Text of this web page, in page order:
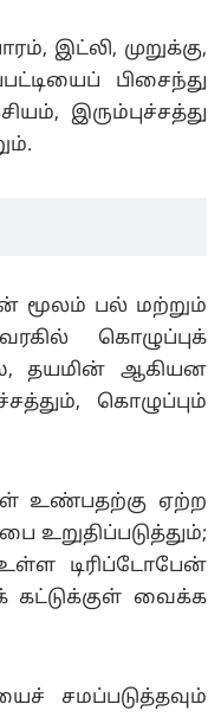
இட்லி, முறுக்கு,
பிசைந்து
இரும்புச்சத்து
மூலம் பல் மற்றும்
கொழுப்புக்
தயமின் ஆகியன
கொழுப்பும்
உண்பதற்கு ஏற்ற
உறுதிப்படுத்தும்;
டிரிப்டோபேன்
வைக்க
சமப்படுத்தவும்